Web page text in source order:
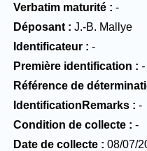
Verbatim maturité
-
Déposant
J.-B. Mallye
Identificateur
-
Première identification
-
Référence de
IdentificationRemarks
-
Condition de collecte
-
Date de collecte
08/07/